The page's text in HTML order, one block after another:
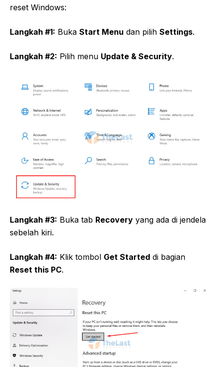
reset Windows:
Langkah #1: Buka Start Menu dan pilih Settings.
Langkah #2: Pilih menu Update & Security.
Langkah #3: Buka tab Recovery yang ada di jendela
sebelah kiri.
Langkah #4: Klik tombol Get Started di bagian
Reset this PC.